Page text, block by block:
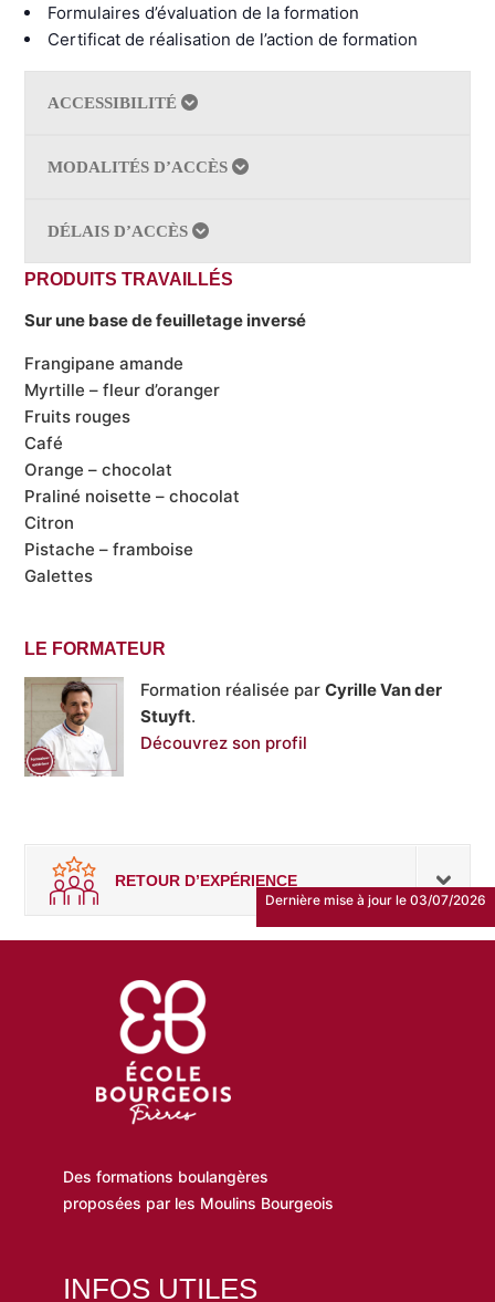
Formulaires d’évaluation de la formation
Certificat de réalisation de l’action de formation
ACCESSIBILITÉ
MODALITÉS D’ACCÈS
DÉLAIS D’ACCÈS
PRODUITS TRAVAILLÉS
Sur une base de feuilletage inversé
Frangipane amande
Myrtille – fleur d’oranger
Fruits rouges
Café
Orange – chocolat
Praliné noisette – chocolat
Citron
Pistache – framboise
Galettes
LE FORMATEUR
Formation réalisée parCyrille Van der
Stuyft.
Découvrez son profil
RETOUR D’EXPÉRIENCE
Dernière mise à jour le 03/07/2026
Des formations boulangères
proposées par les Moulins Bourgeois
INFOS UTILES